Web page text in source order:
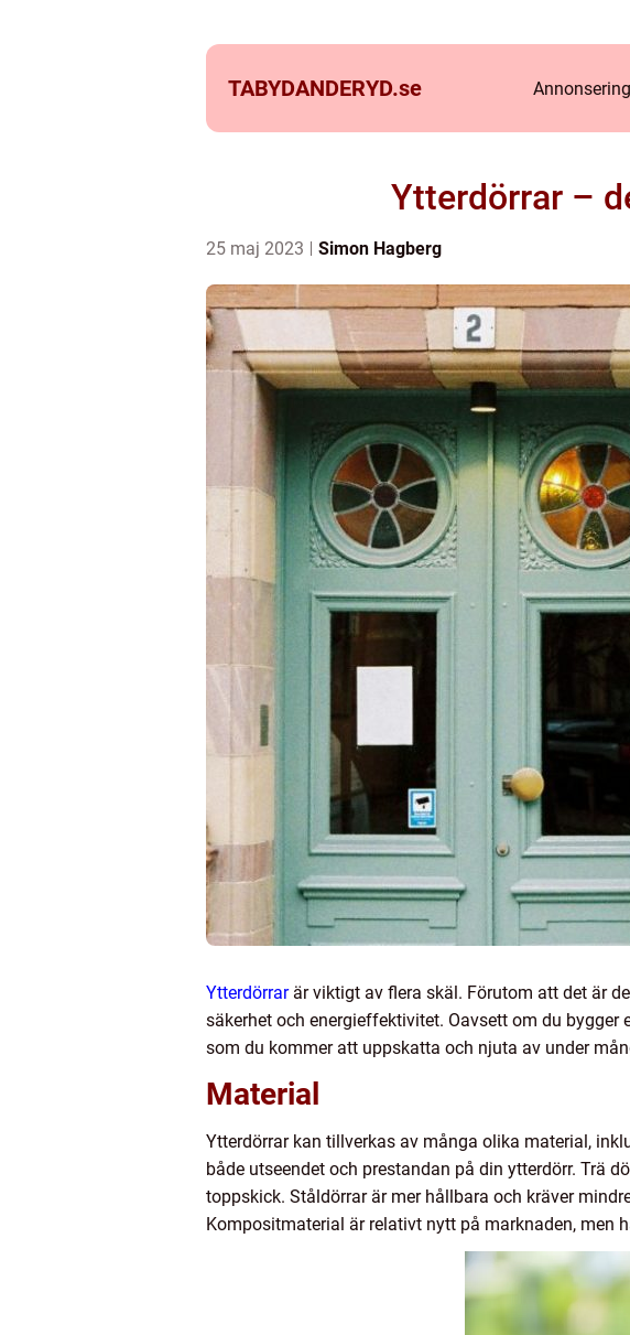
TABYDANDERYD.se Annonsering
Ytterdörrar –
25 maj 2023 Simon Hagberg
Ytterdörrarär viktigt av flera skäl. Förutom att det är
säkerhet och energieffektivitet. Oavsett om du
som du kommer att uppskatta och njuta av under
Material
Ytterdörrar kan tillverkas av många olika material,
både utseendet och prestandan på din ytterdörr. Trä
toppskick. Ståldörrar är mer hållbara och kräver
Kompositmaterial är relativt nytt på marknaden, men